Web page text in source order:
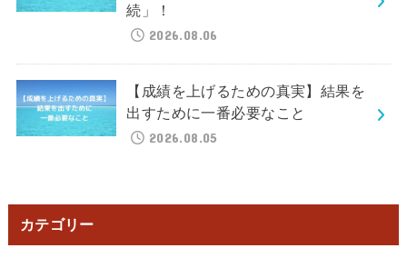
続」！
2026.08.06
【成績を上げるための真実】結果を
出すために一番必要なこと
2026.08.05
カテゴリー